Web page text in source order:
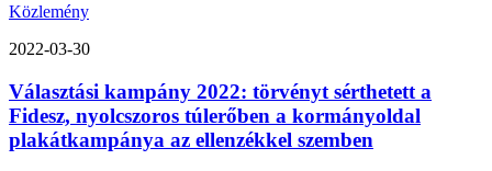
Közlemény
2022-03-30
Választási kampány 2022: törvényt sérthetett a
Fidesz, nyolcszoros túlerőben a kormányoldal
plakátkampánya az ellenzékkel szemben